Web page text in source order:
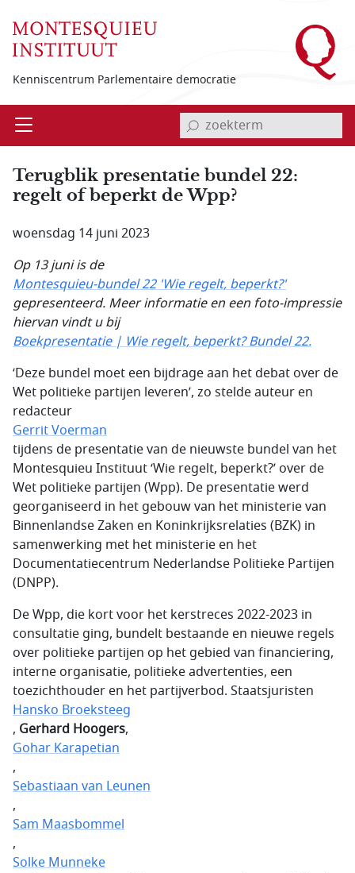
Kenniscentrum Parlementaire democratie
Open invoerveld zoekterm
Terugblik presentatie bundel 22:
regelt of beperkt de Wpp?
woensdag 14 juni 2023
Op 13 juni is de
Montesquieu-bundel 22 'Wie regelt, beperkt?'
gepresenteerd. Meer informatie en een foto-impressie
hiervan vindt u bij
Boekpresentatie | Wie regelt, beperkt? Bundel 22.
‘Deze bundel moet een bijdrage aan het debat over de
Wet politieke partijen leveren’, zo stelde auteur en
redacteur
Gerrit Voerman
tijdens de presentatie van de nieuwste bundel van het
Montesquieu Instituut ‘Wie regelt, beperkt?’ over de
Wet politieke partijen (Wpp). De presentatie werd
georganiseerd in het gebouw van het ministerie van
Binnenlandse Zaken en Koninkrijksrelaties (BZK) in
samenwerking met het ministerie en het
Documentatiecentrum Nederlandse Politieke Partijen
(DNPP).
De Wpp, die kort voor het kerstreces 2022-2023 in
consultatie ging, bundelt bestaande en nieuwe regels
over politieke partijen op het gebied van financiering,
interne organisatie, politieke advertenties, een
toezichthouder en het partijverbod. Staatsjuristen
Hansko Broeksteeg
, Gerhard Hoogers,
Gohar Karapetian
,
Sebastiaan van Leunen
,
Sam Maasbommel
,
Solke Munneke